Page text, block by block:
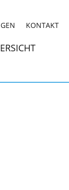
KONTAKT